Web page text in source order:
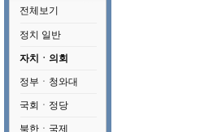
전체보기
정치 일반
자치ㆍ의회
정부ㆍ청와대
국회ㆍ정당
북한ㆍ국제